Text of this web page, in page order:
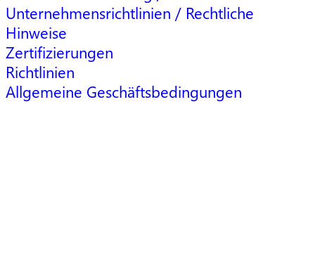
Unternehmensrichtlinien / Rechtliche
Hinweise
Zertifizierungen
Richtlinien
Allgemeine Geschäftsbedingungen